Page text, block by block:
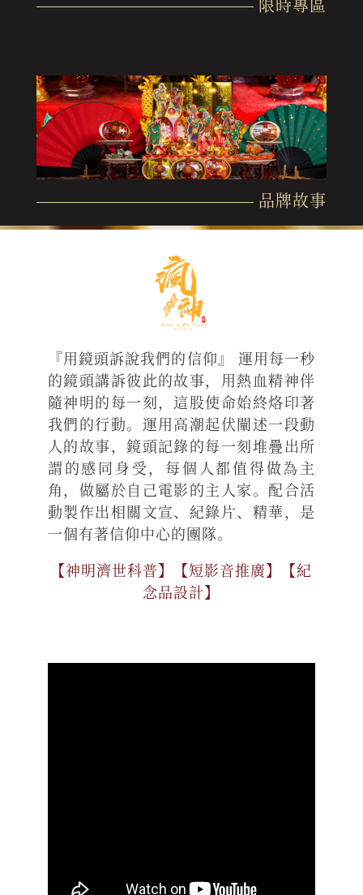
品牌故事
『用鏡頭訴說我們的信仰』 運用每一秒
的鏡頭講訴彼此的故事，用熱血精神伴
隨神明的每一刻，這股使命始終烙印著
我們的行動。運用高潮起伏闡述一段動
人的故事，鏡頭記錄的每一刻堆疊出所
謂的感同身受，每個人都值得做為主
角，做屬於自己電影的主人家。配合活
動製作出相關文宣、紀錄片、精華，是
一個有著信仰中心的團隊。
【神明濟世科普】【短影音推廣】【紀
念品設計】